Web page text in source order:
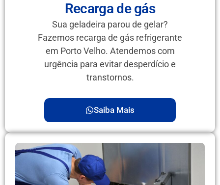
Recarga de gás
Sua geladeira parou de gelar?
Fazemos recarga de gás refrigerante
em Porto Velho. Atendemos com
urgência para evitar desperdício e
transtornos.
Saiba Mais